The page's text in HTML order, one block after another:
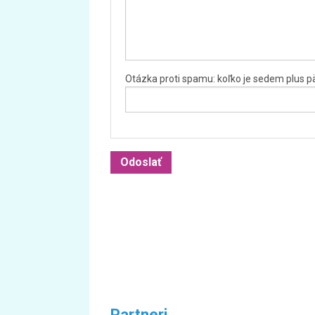
Otázka proti spamu: koľko je sedem plus